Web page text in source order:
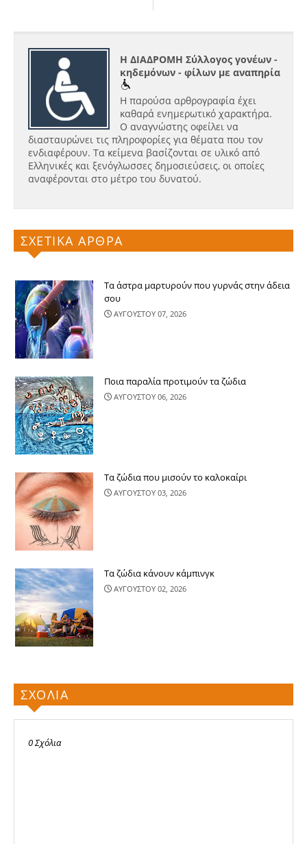
Η ΔΙΑΔΡΟΜΗ Σύλλογος γονέων -
κηδεμόνων - φίλων με αναπηρία
Η παρούσα αρθρογραφία έχει
καθαρά ενημερωτικό χαρακτήρα.
Ο αναγνώστης οφείλει να
διασταυρώνει τις πληροφορίες για θέματα που τον
ενδιαφέρουν. Τα κείμενα βασίζονται σε υλικό από
Ελληνικές και ξενόγλωσσες δημοσιεύσεις, οι οποίες
αναφέρονται στο μέτρο του δυνατού.
ΣΧΕΤΙΚΑ ΑΡΘΡΑ
Τα άστρα μαρτυρούν που γυρνάς στην άδεια
σου
ΑΥΓΟΥΣΤΟΥ 07, 2026
Ποια παραλία προτιμούν τα ζώδια
ΑΥΓΟΥΣΤΟΥ 06, 2026
Τα ζώδια που μισούν το καλοκαίρι
ΑΥΓΟΥΣΤΟΥ 03, 2026
Τα ζώδια κάνουν κάμπινγκ
ΑΥΓΟΥΣΤΟΥ 02, 2026
ΣΧΟΛΙΑ
0 Σχόλια